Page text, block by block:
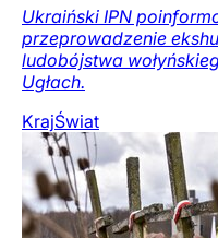
Ukraiński IPN
przeprowadzenie
ludobójstwa
Ugłach.
KrajŚwiat